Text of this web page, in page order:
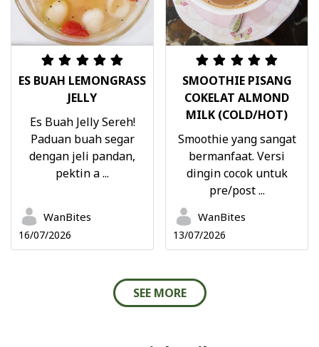
ES BUAH LEMONGRASS
JELLY
Es Buah Jelly Sereh!
Paduan buah segar
dengan jeli pandan,
pektin a ...
WanBites
16/07/2026
SMOOTHIE PISANG
COKELAT ALMOND
MILK (COLD/HOT)
Smoothie yang sangat
bermanfaat. Versi
dingin cocok untuk
pre/post ...
WanBites
13/07/2026
SEE MORE